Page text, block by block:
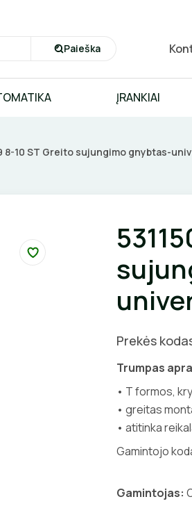
Paieška
ĮRANKIAI
8-10 ST Greito sujungimo gnybtas-
Prekės
Trumpas
• T formos,
• greitas
• atitinka
Gamintojo
Gamintojas: